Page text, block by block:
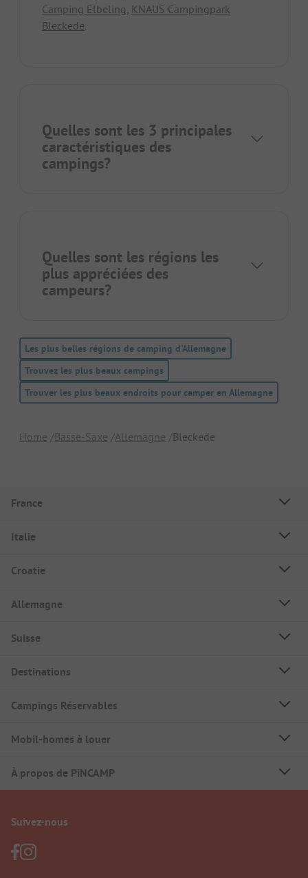
Camping Elbeling KNAUS Campingpark
Bleckede
Quelles sont les 3 principales
caractéristiques des
campings?
Quelles sont les régions les
plus appréciées des
campeurs?
Les plus belles régions de camping d'Allemagne
Trouvez les plus beaux campings
Trouver les plus beaux endroits pour camper en Allemagne
Home Basse-Saxe Allemagne Bleckede
France
Italie
Croatie
Allemagne
Suisse
Destinations
Campings Réservables
Mobil-homes à louer
À propos de PiNCAMP
Suivez-nous